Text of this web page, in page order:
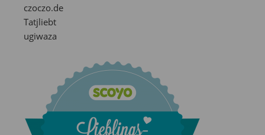
czoczo.de
Tatjliebt
ugiwaza